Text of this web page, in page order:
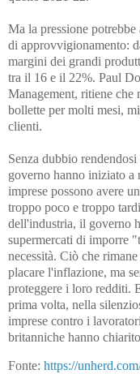
Ma la pressione
di approvvigionamento:
margini dei grandi
tra il 16 e il 22%. Paul
Management, ritiene che
bollette per molti mesi,
clienti.
Senza dubbio
governo hanno iniziato a
imprese possono avere
troppo poco e troppo
dell'industria, il governo
supermercati di imporre
necessità. Ciò che
placare l'inflazione, ma
proteggere i loro redditi.
prima volta, nella
imprese contro i
britanniche hanno
Fonte: https://